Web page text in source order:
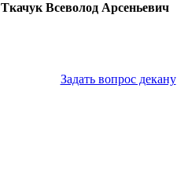
Ткачук Всеволод Арсеньевич
Задать вопрос декану